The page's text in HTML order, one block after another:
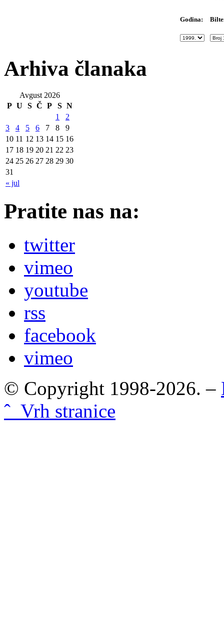
Godina:
Arhiva članaka
Avgust 2026
P U S Č P S N
« jul
1
2
3
4 5 6 7 8
9
10 11 12 13 14 15 16
17 18 19 20 21 22 23
24 25 26 27 28 29 30
31
Pratite nas na:
twitter
vimeo
youtube
rss
facebook
vimeo
© Copyright 1998-2026. –
ˆ Vrh stranice